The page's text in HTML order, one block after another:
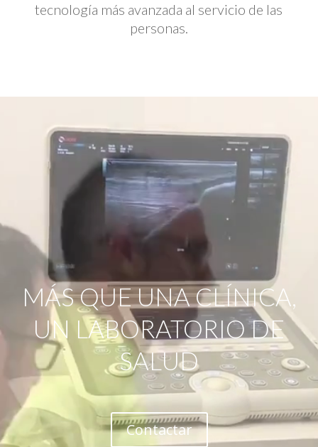
tecnología más avanzada al servicio de las
personas.
MÁS QUE UNA CLÍNICA,
UN LABORATORIO DE
SALUD
Contactar